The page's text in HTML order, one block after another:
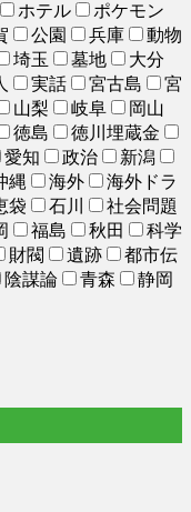
ホテル
ポケモン
公園 兵庫
動物
埼玉 墓地
大分
実話 宮古島
宮
山梨 岐阜
岡山
徳島
徳川埋蔵金
愛知 政治
新潟
縄 海外
海外ドラ
袋 石川
社会問題
福島 秋田
科学
財閥 遺跡
都市伝
陰謀論 青森
静岡